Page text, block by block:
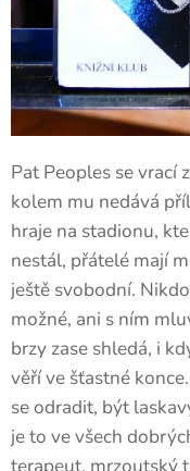
Pat Peoples se vrací
kolem mu nedává
hraje na stadionu,
nestál, přátelé mají
ještě svobodní.
možné, ani s ním
brzy zase shledá, i
věří ve šťastné
se odradit, být
je to ve všech
terapeut, mrzoutský